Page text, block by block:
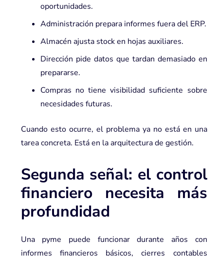
oportunidades.
Administración prepara informes fuera del ERP.
Almacén ajusta stock en hojas auxiliares.
Dirección pide datos que tardan demasiado en
prepararse.
Compras no tiene visibilidad suficiente sobre
necesidades futuras.
Cuando esto ocurre, el problema ya no está en una
tarea concreta. Está en la arquitectura de gestión.
Segunda señal: el control
financiero necesita más
profundidad
Una pyme puede funcionar durante años con
informes financieros básicos, cierres contables